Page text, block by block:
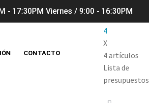
- 17:30PM Viernes / 9:00 - 16:30PM
CONTACTO
4
X
4 artículos
Lista de
presupuestos